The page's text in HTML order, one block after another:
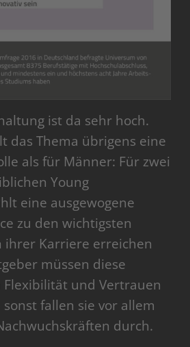
ist da sehr hoch.
das Thema übrigens eine
als für Männer: Für zwei
Young
eine ausgewogene
zu den wichtigsten
ihrer Karriere erreichen
müssen diese
Flexibilität und Vertrauen
fallen sie vor allem
durch.